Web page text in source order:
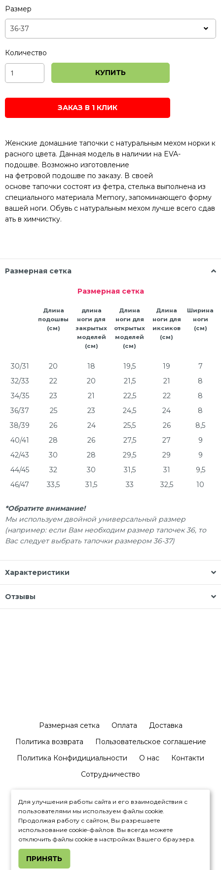
Размер
Количество
КУПИТЬ
ЗАКАЗ В 1 КЛИК
Женские домашние тапочки с натуральным мехом норки к
расного цвета. Данная модель в наличии на EVA-
подошве. Возможно изготовление
на фетровой подошве по заказу. В своей
основе тапочки состоят из фетра, стелька выполнена из
специального материала M emory, запоминающего форму
вашей ноги. Обувь с натуральным мехом лучше всего сдав
ать в химчистку.
Размерная сетка
Размерная сетка
Длина
подошвы
(см)
длина
ноги для
закрытых
моделей
(см)
Длина
ноги для
открытых
моделей
(см)
Длина
ноги для
иксиков
(см)
Ширина
ноги
(см)
30/31 20 18 19,5 19
7
32/33
22 20 21,5 21
8
34/35
23 21 22,5 22
8
36/37
25 23 24,5 24
8
38/39
26 24 25,5 26
8,5
40/41
28 26 27,5 27
9
42/43
30 28 29,5 29
9
44/45
32 30 31,5 31
9,5
46/47
33,5 31,5 33 32,5 10
*Обратите внимание!
Мы используем двойной универсальный размер
(например: если Вам необходим размер тапочек 36, то
Вас следует выбрать тапочки размером 36-37)
Характеристики
Отзывы
Размерная сетка Оплата
Доставка
Политика возврата
Пользовательское соглашение
Политика Конфидициальности
О нас
Контакти
Сотрудничество
+380992327881
Для улучшения работы сайта и его взаимодействия с
пользователями мы используем файлы cookie.
Продолжая работу с сайтом, Вы разрешаете
использование cookie-файлов. Вы всегда можете
отключить файлы cookie в настройках Вашего браузера.
ПРИНЯТЬ